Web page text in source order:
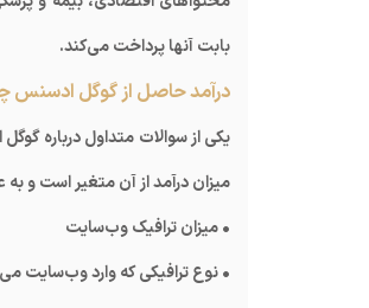
بابت آنها پرداخت می‌کند.
درآمد حاصل از گوگل ادسنس
یکی از سوالات متداول درباره
میزان درآمد از آن متغیر است و
• میزان ترافیک وب‌سایت
• نوع ترافیکی که وارد وب‌سایت